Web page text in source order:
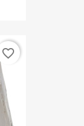
favorite_border